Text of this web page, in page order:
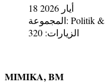
18 أيار 2026
المجموعة: Politik &
الزيارات: 320
MIMIKA, BM